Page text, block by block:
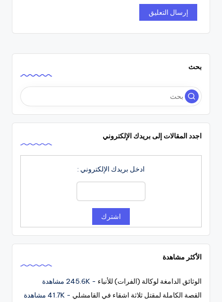
بحث
اجدد المقالات إلى بريدك الإلكتروني
ادخل بريدك الإلكتروني :
الأكثر مشاهدة
الوثائق الدامغة لوكالة (الفرات) للأنباء - 245.6K مشاهدة
القصة الكاملة لمقتل ثلاثة اشقاء في القامشلي - 41.7K مشاهدة